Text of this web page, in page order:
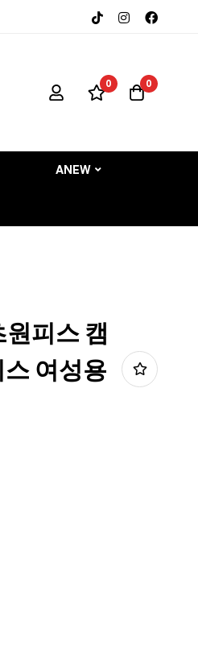
0 0
ANEW
피스 캠
여성용